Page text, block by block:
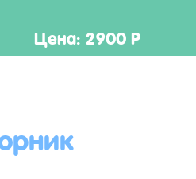
Цена: 2900 Р